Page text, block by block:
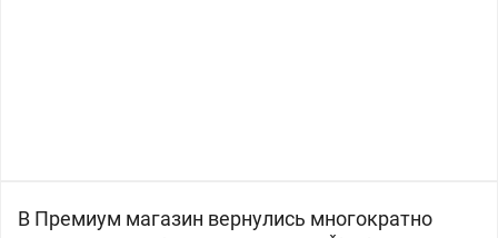
В Премиум магазин вернулись многократно